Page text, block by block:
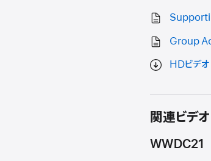
Group
HDビデオ
関連ビデオ
WWDC21